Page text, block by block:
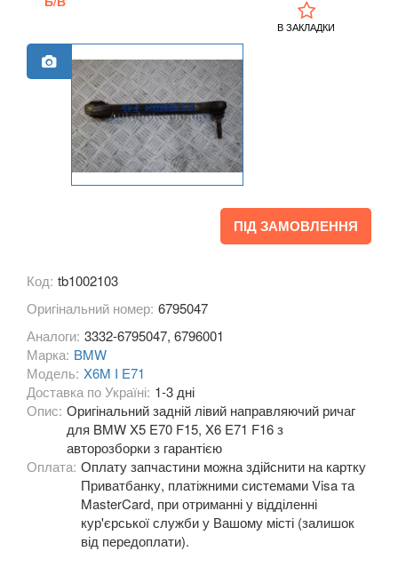
2 Series F22
2 Series F23
2 Series F45
2 Series F46
M2 F44 Gran Coupe
3 Series E46
M3 E46
3 Series E90, E91, E92, E93
M3 E90/E92/E93
3 Series F30, F31, F36
3 Series F34
M3 F80
ПІД ЗАМОВЛЕННЯ
В ЗАКЛАДКИ
Код: tb1002103
Оригінальний номер: 6795047
Аналоги: 3332-6795047, 6796001
Марка: BMW
Модель: X6M I E71
Доставка по Україні: 1-3 дні
Опис: Оригінальний задній лівий направляючий ричаг
для BMW X5 E70 F15, X6 E71 F16 з
авторозборки з гарантією
Оплата: Оплату запчастини можна здійснити на картку
Приватбанку, платіжними системами Visa та
MasterCard, при отриманні у відділенні
кур'єрської служби у Вашому місті (залишок
від передоплати).